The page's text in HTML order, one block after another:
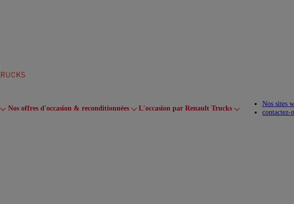
Toggle submenu
Nos offres d'occasion & reconditionnées Toggle submenu
L'occasion par Renault Trucks Toggle submenu
Nos sites
contactez-